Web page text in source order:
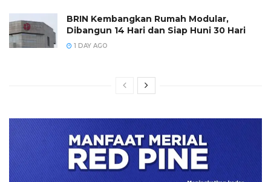
BRIN Kembangkan Rumah Modular,
Dibangun 14 Hari dan Siap Huni 30 Hari
1 DAY AGO